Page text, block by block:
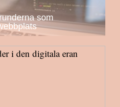
som